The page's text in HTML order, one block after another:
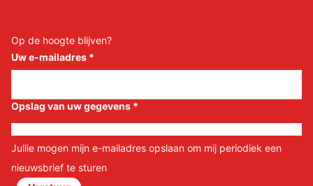
Op de hoogte blijven?
Uw e-mailadres *
Opslag van uw gegevens *
Jullie mogen mijn e-mailadres opslaan om mij periodiek een
nieuwsbrief te sturen